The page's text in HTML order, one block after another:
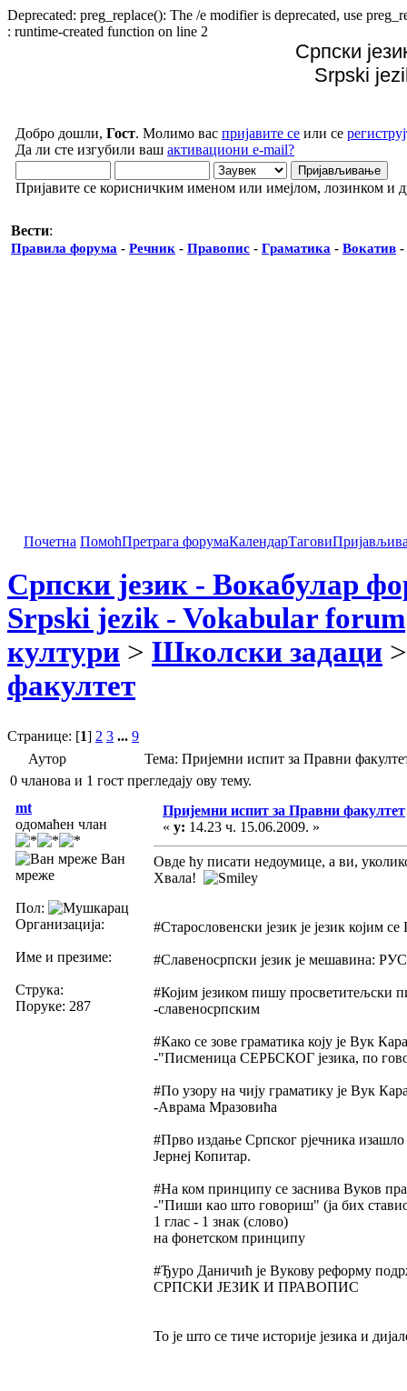
Deprecated: preg_replace(): The /e modifier is deprecated, use
: runtime-created function on line 2
Српски
Srpski
Добро дошли, Гост. Молимо вас пријавите се или се
Да ли сте изгубили ваш активациони e-mail?
Пријавите се корисничким именом или имејлом, лозинком и
Вести:
Правила форума - Речник - Правопис - Граматика - Вокатив -
Почетна ПомоћПретрага форумаКалендарТагови
Српски језик - Вокабулар
Srpski jezik - Vokabular forum
култури > Школски задаци
факултет
Странице: [1] 2 3 ... 9
Аутор
Тема: Пријемни испит за Правни
0 чланова и 1 гост прегледају ову тему.
mt
одомаћен члан
Ван
мреже
Пол:
Организација:
Име и презиме:
Струка:
Поруке: 287
Пријемни испит за Правни факултет
« у: 14.23 ч. 15.06.2009. »
Овде ћу писати недоумице, а ви,
Хвала!
#Старословенски језик је језик којим
#Славеносрпски језик је
#Којим језиком пишу просветитељски
-славеносрпским
#Како се зове граматика коју је Вук
-"Писменица СЕРБСКОГ језика, по
#По узору на чију граматику је Вук
-Аврама Мразовића
#Прво издање Српског рјечника изашло
Јернеј Копитар.
#На ком принципу се заснива Вуков
-"Пиши као што говориш" (ја бих
1 глас - 1 знак (слово)
на фонетском принципу
#Ђуро Даничић је Вукову реформу
СРПСКИ ЈЕЗИК И ПРАВОПИС
То је што се тиче историје језика и